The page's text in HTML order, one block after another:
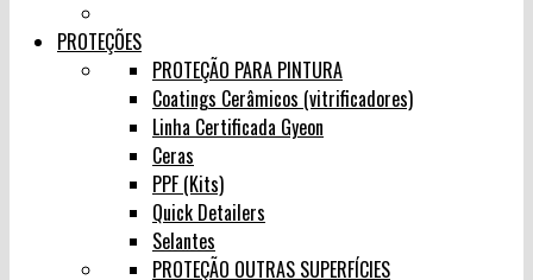
PROTEÇÕES
PROTEÇÃO PARA PINTURA
Coatings Cerâmicos (vitrificadores)
Linha Certificada Gyeon
Ceras
PPF (Kits)
Quick Detailers
Selantes
PROTEÇÃO OUTRAS SUPERFÍCIES